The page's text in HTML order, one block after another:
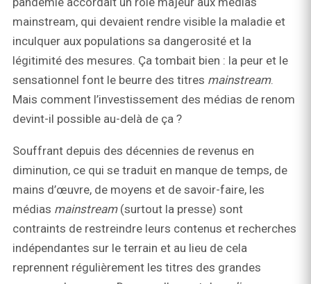
mainstream, qui devaient rendre visible la maladie et
inculquer aux populations sa dangerosité et la
légitimité des mesures. Ça tombait bien : la peur et le
sensationnel font le beurre des titres mainstream.
Mais comment l’investissement des médias de renom
devint-il possible au-delà de ça ?
Souffrant depuis des décennies de revenus en
diminution, ce qui se traduit en manque de temps, de
mains d’œuvre, de moyens et de savoir-faire, les
médias mainstream(surtout la presse) sont
contraints de restreindre leurs contenus et recherches
indépendantes sur le terrain et au lieu de cela
reprennent régulièrement les titres des grandes